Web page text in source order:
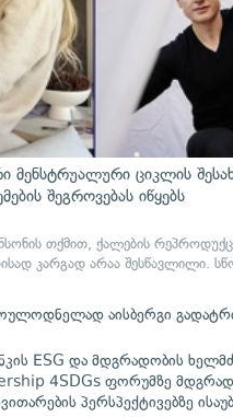
მენსტრუალური ციკლის
შეგროვებას იწყებს
თქმით, ქალების
კარგად არაა შესწავლილი.
აისბერგი
ESG და მდგრადობის
4SDGs ფორუმზე
პერსპექტივებზე